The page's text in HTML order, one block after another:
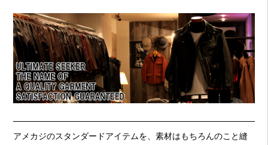
アメカジのスタンダードアイテムを、素材はもちろんのこと縫